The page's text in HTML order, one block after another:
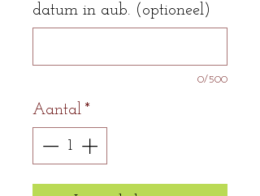
datum in aub. (optioneel)
0/500
Aantal *